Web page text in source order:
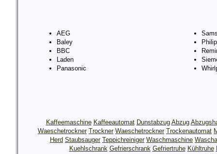
AEG
Baley
BBC
Laden
Panasonic
Kaffeemaschine Kaffeeautomat Dunstabzug Abzug
Waeschetrockner Trockner Waeschetrockner Trockenautomat
Herd Staubsauger Teppichreiniger Waschmaschine
Kuehlschrank Gefrierschrank Gefriertruhe Kühltruhe